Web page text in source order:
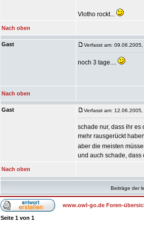
Vlotho rockt...
Nach oben
Gast Verfasst am:
noch 3 tage....
Nach oben
Gast Verfasst am:
schade nur, dass ihr es
mehr rausgerückt
aber die meisten
und auch schade, dass
Nach oben
Beiträge der
www.owl-go.de Foren-
Seite 1 von 1